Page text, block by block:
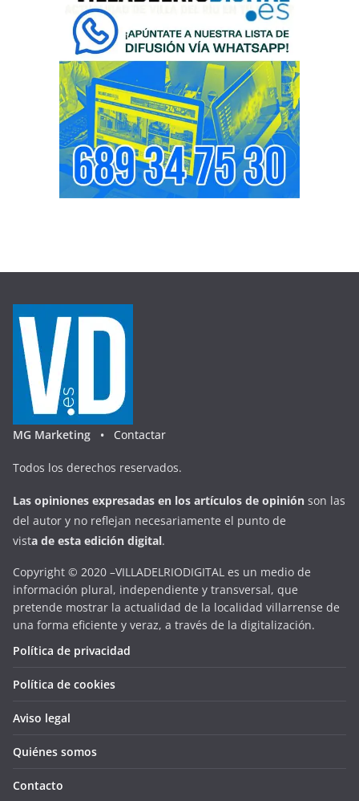
MG Marketing • Contactar
Todos los derechos reservados.
Las opiniones expresadas en los artículos de opinión son las
del autor y no reflejan necesariamente el punto de
vista de esta edición digital.
Copyright © 2020 –VILLADELRIODIGITAL es un medio de
información plural, independiente y transversal, que
pretende mostrar la actualidad de la localidad villarrense de
una forma eficiente y veraz, a través de la digitalización.
Política de privacidad
Política de cookies
Aviso legal
Quiénes somos
Contacto